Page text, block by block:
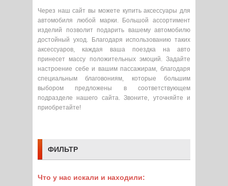
Через наш сайт вы можете купить аксессуары для
автомобиля любой марки. Большой ассортимент
изделий позволит подарить вашему автомобилю
достойный уход. Благодаря использованию таких
аксессуаров, каждая ваша поездка на авто
принесет массу положительных эмоций. Задайте
настроение себе и вашим пассажирам, благодаря
специальным благовониям, которые большим
выбором предложены в соответствующем
подразделе нашего сайта. Звоните, уточняйте и
приобретайте!
ФИЛЬТР
Что у нас искали и находили: